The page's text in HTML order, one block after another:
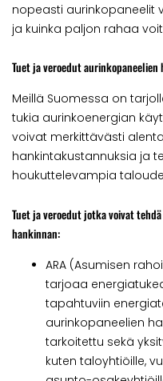
nopeasti aurinkopaneelit
ja kuinka paljon rahaa
Tuet ja veroedut aurinkopaneelien
Meillä Suomessa on
tukia aurinkoenergian
voivat merkittävästi
hankintakustannuksia ja
houkuttelevampia
Tuet ja veroedut jotka voivat
hankinnan:
ARA (Asumisen
tarjoaa
tapahtuviin
aurinkopaneelien
tarkoitettu sekä
kuten taloyhtiöille,